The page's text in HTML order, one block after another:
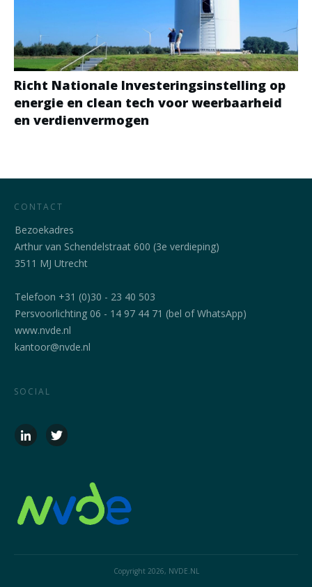
Richt Nationale Investeringsinstelling op
energie en clean tech voor weerbaarheid
en verdienvermogen
CONTACT
Bezoekadres
Arthur van Schendelstraat 600 (3e verdieping)
3511 MJ Utrecht
Telefoon +31 (0)30 - 23 40 503
Persvoorlichting 06 - 14 97 44 71 (bel of WhatsApp)
www.nvde.nl
kantoor@nvde.nl
SOCIAL
Copyright 2026, NVDE.NL